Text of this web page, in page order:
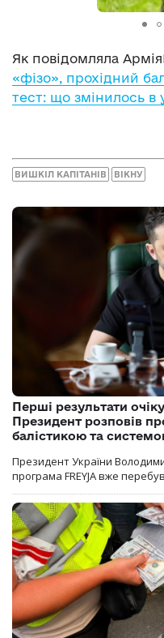
Як повідомляла
«фізо», прохідний
тест: що змінилось в
ВИШКІЛ КАПІТАНІВ ВІКНУ
Перші результати
Президент розповів
балістикою та
Президент України
програма FREYJA вже